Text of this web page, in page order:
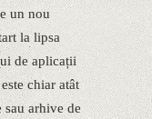
un nou
la lipsa
de aplicații
chiar atât
sau arhive de